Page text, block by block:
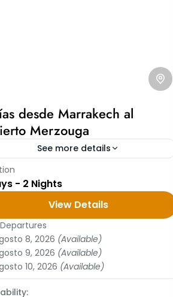
desde Marrakech al
Merzouga
See more details
desde Marrakech al desierto
Día 1: Marrakech – Ait Ben
– Ouarzazate – Dades 3 días
Marrakech al desierto
- 2 Nights
View Details
8, 2026 (Available)
9, 2026 (Available)
10, 2026 (Available)